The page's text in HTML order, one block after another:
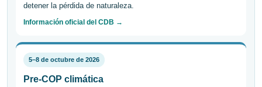
detener la pérdida de naturaleza.
Información oficial del CDB →
5–8 de octubre de 2026
Pre-COP climática